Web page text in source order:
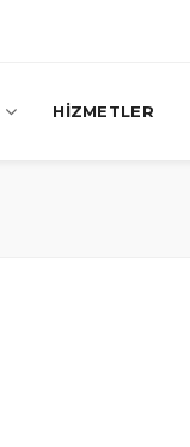
HİZMETLER